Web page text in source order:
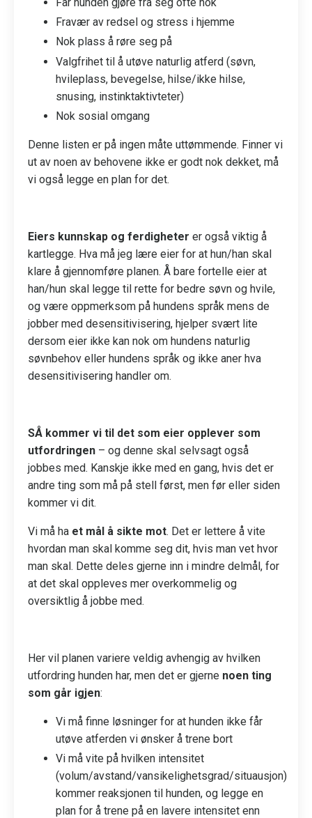
Fravær av redsel og stress i hjemme
Nok plass å røre seg på
Valgfrihet til å utøve naturlig atferd (søvn,
hvileplass, bevegelse, hilse/ikke hilse,
snusing, instinktaktivteter)
Nok sosial omgang
Denne listen er på ingen måte uttømmende. Finner vi
ut av noen av behovene ikke er godt nok dekket, må
vi også legge en plan for det.
Eiers kunnskap og ferdigheter er også viktig å
kartlegge. Hva må jeg lære eier for at hun/han skal
klare å gjennomføre planen. Å bare fortelle eier at
han/hun skal legge til rette for bedre søvn og hvile,
og være oppmerksom på hundens språk mens de
jobber med desensitivisering, hjelper svært lite
dersom eier ikke kan nok om hundens naturlig
søvnbehov eller hundens språk og ikke aner hva
desensitivisering handler om.
SÅ kommer vi til det som eier opplever som
utfordringen – og denne skal selvsagt også
jobbes med. Kanskje ikke med en gang, hvis det er
andre ting som må på stell først, men før eller siden
kommer vi dit.
Vi må ha et mål å sikte mot. Det er lettere å vite
hvordan man skal komme seg dit, hvis man vet hvor
man skal. Dette deles gjerne inn i mindre delmål, for
at det skal oppleves mer overkommelig og
oversiktlig å jobbe med.
Her vil planen variere veldig avhengig av hvilken
utfordring hunden har, men det er gjerne noen ting
som går igjen:
Vi må finne løsninger for at hunden ikke får
utøve atferden vi ønsker å trene bort
Vi må vite på hvilken intensitet
(volum/avstand/vansikelighetsgrad/situausjon)
kommer reaksjonen til hunden, og legge en
plan for å trene på en lavere intensitet enn